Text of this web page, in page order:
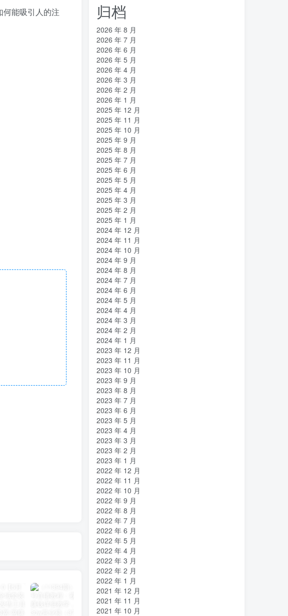
能吸引人的注
归档
2026 年 8 月
2026 年 7 月
2026 年 6 月
2026 年 5 月
2026 年 4 月
2026 年 3 月
2026 年 2 月
2026 年 1 月
2025 年 12 月
2025 年 11 月
2025 年 10 月
2025 年 9 月
2025 年 8 月
2025 年 7 月
2025 年 6 月
2025 年 5 月
2025 年 4 月
2025 年 3 月
2025 年 2 月
2025 年 1 月
2024 年 12 月
2024 年 11 月
2024 年 10 月
2024 年 9 月
2024 年 8 月
2024 年 7 月
2024 年 6 月
2024 年 5 月
2024 年 4 月
2024 年 3 月
2024 年 2 月
2024 年 1 月
2023 年 12 月
2023 年 11 月
2023 年 10 月
2023 年 9 月
2023 年 8 月
2023 年 7 月
2023 年 6 月
2023 年 5 月
2023 年 4 月
2023 年 3 月
2023 年 2 月
2023 年 1 月
2022 年 12 月
2022 年 11 月
2022 年 10 月
2022 年 9 月
2022 年 8 月
2022 年 7 月
2022 年 6 月
2022 年 5 月
2022 年 4 月
2022 年 3 月
2022 年 2 月
2022 年 1 月
2021 年 12 月
2021 年 11 月
2021 年 10 月